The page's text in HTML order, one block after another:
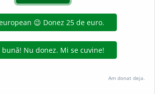
2026 dexonline (https://dexonline.ro)
inclusiv prin orice metode de extragere automată
excepția seturilor de date oferite oficial spre utilizare
Hosterion
Am donat deja.